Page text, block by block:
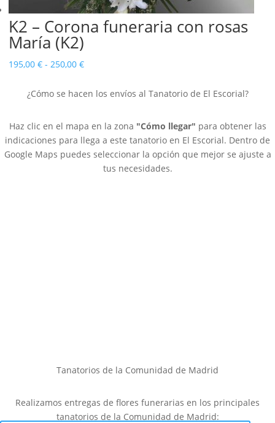
K2 – Corona funeraria con rosas
María (K2)
195,00 € - 250,00 €Rango
precios:
195,00 €
hasta
250,00 €
¿Cómo se hacen los envíos al Tanatorio de El Escorial?
Haz clic en el mapa en la zona "Cómo llegar" para obtener las
indicaciones para llega a este tanatorio en El Escorial. Dentro de
Google Maps puedes seleccionar la opción que mejor se ajuste a
tus necesidades.
Tanatorios de la Comunidad de Madrid
Realizamos entregas de flores funerarias en los principales
tanatorios de la Comunidad de Madrid: